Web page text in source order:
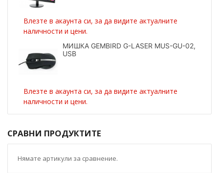
Влезте в акаунта си, за да видите актуалните
наличности и цени.
МИШКА GEMBIRD G-LASER MUS-GU-02,
USB
Влезте в акаунта си, за да видите актуалните
наличности и цени.
СРАВНИ ПРОДУКТИТЕ
Нямате артикули за сравнение.